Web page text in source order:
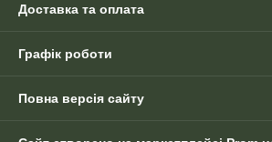
Доставка та оплата
Графік роботи
Повна версія сайту